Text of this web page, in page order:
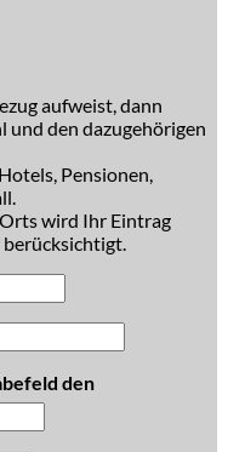
aufweist, dann
und den dazugehörigen
Pensionen,
wird Ihr Eintrag
berücksichtigt.
den